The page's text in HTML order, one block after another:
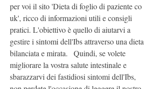
per voi il sito 'Dieta di foglio di paziente co
uk', ricco di informazioni utili e consigli
pratici. L'obiettivo è quello di aiutarvi a
gestire i sintomi dell'Ibs attraverso una dieta
bilanciata e mirata.   Quindi, se volete
migliorare la vostra salute intestinale e
sbarazzarvi dei fastidiosi sintomi dell'Ibs,